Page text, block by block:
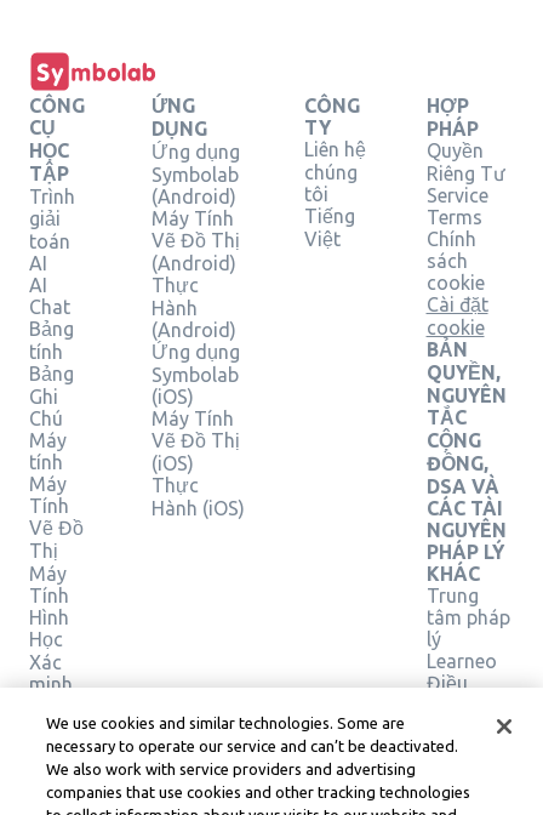
CÔNG
CỤ
HỌC
TẬP
Trình
giải
toán
AI
AI
Chat
Bảng
tính
Bảng
Ghi
Chú
Máy
tính
Máy
Tính
Vẽ Đồ
Thị
Máy
Tính
Hình
Học
Xác
minh
pháp
ỨNG
DỤNG
Ứng dụng
Symbolab
(Android)
Máy Tính
Vẽ Đồ Thị
(Android)
Thực
Hành
(Android)
Ứng dụng
Symbolab
(iOS)
Máy Tính
Vẽ Đồ Thị
(iOS)
Thực
Hành (iOS)
CÔNG
TY
Liên hệ
chúng
tôi
Tiếng
Việt
HỢP
PHÁP
Quyền
Riêng Tư
Service
Terms
Chính
sách
cookie
Cài đặt
cookie
BẢN
QUYỀN,
NGUYÊN
TẮC
CỘNG
ĐỒNG,
DSA VÀ
CÁC TÀI
NGUYÊN
PHÁP LÝ
KHÁC
Trung
tâm pháp
lý
Learneo
Điều
của
We use cookies and similar technologies. Some are
necessary to operate our service and can’t be deactivated.
We also work with service providers and advertising
companies that use cookies and other tracking technologies